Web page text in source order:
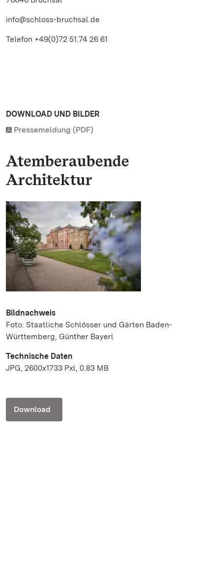
info@schloss-bruchsal.de
Telefon +49(0)72 51.74 26 61
DOWNLOAD UND BILDER
Pressemeldung (PDF)
Atemberaubende
Architektur
Bildnachweis
Foto: Staatliche Schlösser und Gärten Baden-
Württemberg, Günther Bayerl
Technische Daten
JPG, 2600x1733 Pxl, 0.83 MB
Download